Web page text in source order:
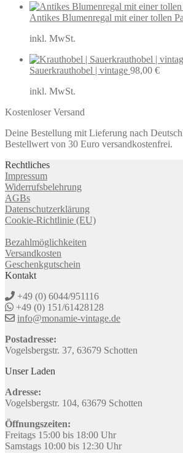
Antikes Blumenregal mit einer tollen
inkl. MwSt.
Sauerkrauthobel | vintage 98,00 €
inkl. MwSt.
Kostenloser Versand
Deine Bestellung mit Lieferung nach
Bestellwert von 30 Euro versandkostenfrei.
Rechtliches
Impressum
Widerrufsbelehrung
AGBs
Datenschutzerklärung
Cookie-Richtlinie (EU)
Bezahlmöglichkeiten
Versandkosten
Geschenkgutschein
Kontakt
+49 (0) 6044/951116
+49 (0) 151/61428128
info@monamie-vintage.de
Postadresse:
Vogelsbergstr. 37, 63679 Schotten
Unser Laden
Adresse:
Vogelsbergstr. 104, 63679 Schotten
Öffnungszeiten:
Freitags 15:00 bis 18:00 Uhr
Samstags 10:00 bis 12:30 Uhr